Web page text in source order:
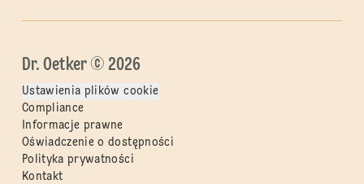
Dr. Oetker © 2026
Ustawienia plików cookie
Compliance
Informacje prawne
Oświadczenie o dostępności
Polityka prywatności
Kontakt